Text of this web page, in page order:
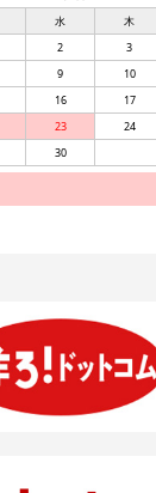
水 木
2 3
9 10
16 17
23 24
30